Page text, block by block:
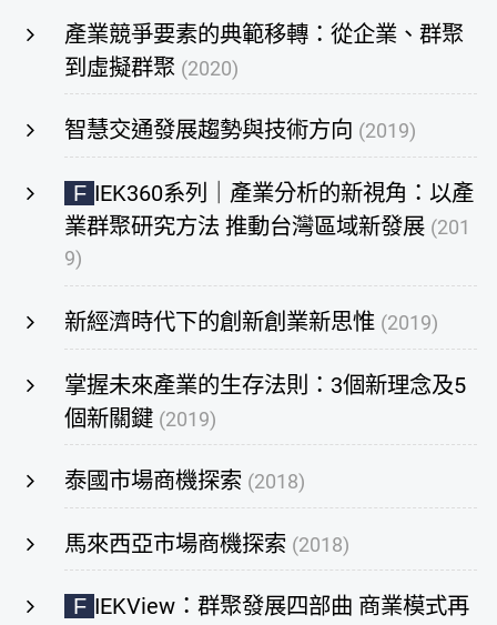
產業競爭要素的典範移轉：從企業、群聚
到虛擬群聚 (2020)
智慧交通發展趨勢與技術方向 (2019)
F IEK360系列｜產業分析的新視角：以產
業群聚研究方法 推動台灣區域新發展 (201
9)
新經濟時代下的創新創業新思惟 (2019)
掌握未來產業的生存法則：3個新理念及5
個新關鍵 (2019)
泰國市場商機探索 (2018)
馬來西亞市場商機探索 (2018)
F IEKView：群聚發展四部曲 商業模式再